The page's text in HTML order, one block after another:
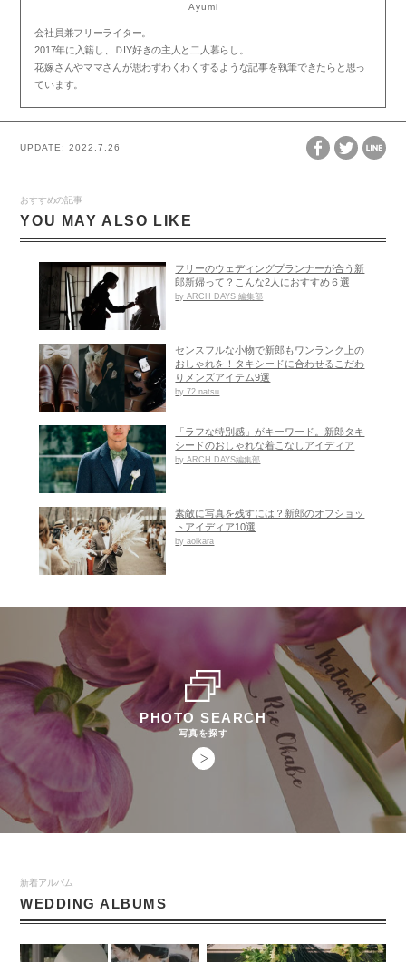
Ayumi
会社員兼フリーライター。
2017年に入籍し、ＤIY好きの主人と二人暮らし。
花嫁さんやママさんが思わずわくわくするような記事を執筆できたらと思っ
ています。
UPDATE:2022.7.26
おすすめの記事
YOU MAY ALSO LIKE
フリーのウェディングプランナーが合う新
郎新婦って？こんな2人におすすめ６選
by ARCH DAYS 編集部
センスフルな小物で新郎もワンランク上の
おしゃれを！タキシードに合わせるこだわ
りメンズアイテム9選
by 72 natsu
「ラフな特別感」がキーワード。新郎タキ
シードのおしゃれな着こなしアイディア
by ARCH DAYS編集部
素敵に写真を残すには？新郎のオフショッ
トアイディア10選
by aoikara
PHOTO SEARCH
写真を探す
新着アルバム
WEDDING ALBUMS